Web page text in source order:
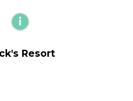
Resort